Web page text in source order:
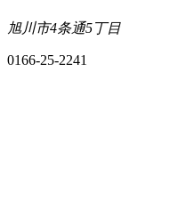
旭川市4条通5丁目
0166-25-2241